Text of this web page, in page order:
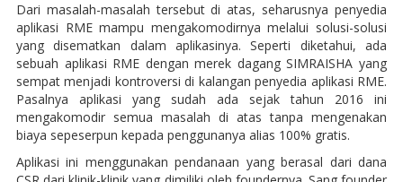
Dari masalah-masalah tersebut di atas, seharusnya penyedia
aplikasi RME mampu mengakomodirnya melalui solusi-solusi
yang disematkan dalam aplikasinya. Seperti diketahui, ada
sebuah aplikasi RME dengan merek dagang SIMRAISHA yang
sempat menjadi kontroversi di kalangan penyedia aplikasi RME.
Pasalnya aplikasi yang sudah ada sejak tahun 2016 ini
mengakomodir semua masalah di atas tanpa mengenakan
biaya sepeserpun kepada penggunanya alias 100% gratis.
Aplikasi ini menggunakan pendanaan yang berasal dari dana